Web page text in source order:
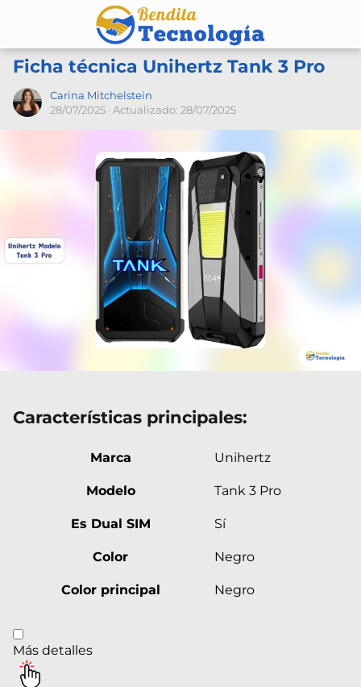
Ficha técnica Unihertz Tank 3 Pro
Carina Mitchelstein
28/07/2025 · Actualizado: 28/07/2025
Características principales:
Marca Unihertz
Modelo Tank 3 Pro
Es Dual SIM Sí
Color Negro
Color principal Negro
Más detalles